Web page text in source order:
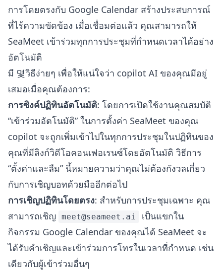
การโดยตรงกับ Google Calendar สร้างประสบการณ์
ที่ไร้ความขัดข้อง เมื่อเชื่อมต่อแล้ว คุณสามารถให้
SeaMeet เข้าร่วมทุกการประชุมที่กำหนดเวลาได้อย่าง
อัตโนมัติ
มี 몇วิธีง่ายๆ เพื่อให้แน่ใจว่า copilot AI ของคุณมีอยู่
เสมอเมื่อคุณต้องการ:
การซิงค์ปฏิทินอัตโนมัติ: โดยการเปิดใช้งานคุณสมบัติ
“เข้าร่วมอัตโนมัติ” ในการตั้งค่า SeaMeet ของคุณ
copilot จะถูกเพิ่มเข้าไปในทุกการประชุมในปฏิทินของ
คุณที่มีลิงก์วิดีโอคอนเฟอเรนซ์โดยอัตโนมัติ วิธีการ
“ตั้งค่าและลืม” นี้หมายความว่าคุณไม่ต้องกังวลเกี่ยว
กับการเชิญบอทด้วยมืออีกต่อไป
การเชิญปฏิทินโดยตรง: สำหรับการประชุมเฉพาะ คุณ
สามารถเชิญ meet@seameet.ai
เป็นแขกใน
กิจกรรม Google Calendar ของคุณได้ SeaMeet จะ
ได้รับคำเชิญและเข้าร่วมการโทรในเวลาที่กำหนด เช่น
เดียวกับผู้เข้าร่วมอื่นๆ